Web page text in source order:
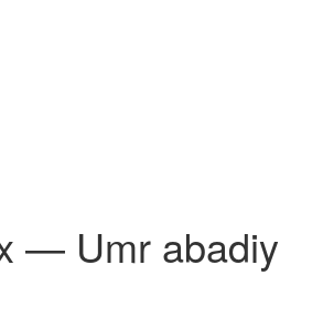
— Umr abadiy